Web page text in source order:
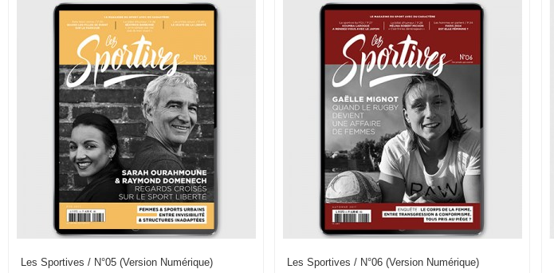
Les Sportives / N°05 (Version Numérique) Les Sportives / N°06 (Version Numérique)